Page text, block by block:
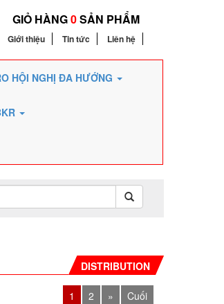
GIỎ HÀNG0SẢN PHẨM
Giới thiệu Tin tức Liên hệ
HỘI NGHỊ ĐA HƯỚNG
DISTRIBUTION
1 2 » Cuối